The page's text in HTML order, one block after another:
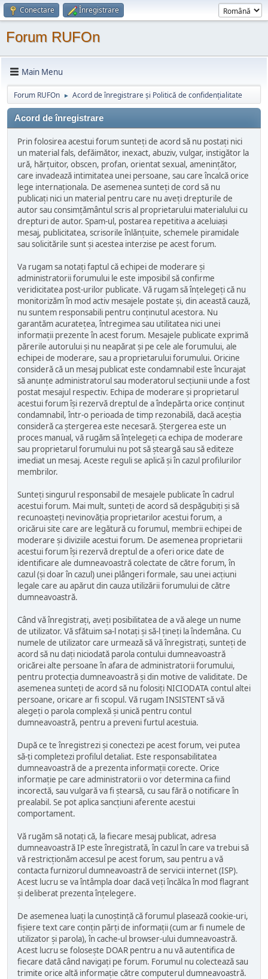
Conectare Înregistrare
Forum RUFOn
Main Menu
Forum RUFOn ► Acord de înregistrare și Politică de confidențialitate
Acord de înregistrare
Prin folosirea acestui forum sunteți de acord să nu postați nici
un material fals, defăimător, inexact, abuziv, vulgar, instigător la
ură, hărțuitor, obscen, profan, orientat sexual, amenințător,
care invadează intimitatea unei persoane, sau care încalcă orice
lege internaționala. De asemenea sunteți de cord să nu
publicați nici un material pentru care nu aveți drepturile de
autor sau consimțământul scris al proprietarului materialului cu
drepturi de autor. Spam-ul, postarea repetitiva a aceluiași
mesaj, publicitatea, scrisorile înlănțuite, schemele piramidale
sau solicitările sunt și acestea interzise pe acest forum.
Va rugam sa notați faptul că echipei de moderare și
administratorii forumului le este imposibil să confirme
veridicitatea post-urilor publicate. Vă rugam să înțelegeți că nu
monitorizăm în mod activ mesajele postate și, din această cauză,
nu suntem responsabili pentru conținutul acestora. Nu
garantăm acuratețea, întregimea sau utilitatea nici unei
informații prezente în acest forum. Mesajele publicate exprimă
părerile autorului și nu neapărat și pe cele ale forumului, ale
echipei de moderare, sau a proprietarului forumului. Oricine
consideră că un mesaj publicat este condamnabil este încurajat
să anunțe administratorul sau moderatorul secțiunii unde a fost
postat mesajul respectiv. Echipa de moderare și proprietarul
acestui forum își rezervă dreptul de a îndepărta orice conținut
condamnabil, într-o perioada de timp rezonabilă, dacă aceștia
consideră ca ștergerea este necesară. Ștergerea este un
proces manual, vă rugăm să înțelegeți ca echipa de moderare
sau proprietarul forumului nu pot să șteargă sau să editeze
imediat un mesaj. Aceste reguli se aplică și în cazul profilurilor
membrilor.
Sunteți singurul responsabil de mesajele publicate în cadrul
acestui forum. Mai mult, sunteți de acord să despăgubiți și să
recunoașteți nevinovăția proprietarilor acestui forum, a
oricărui site care are legătură cu forumul, membrii echipei de
moderare și diviziile acestui forum. De asemenea proprietarii
acestui forum își rezervă dreptul de a oferi orice date de
identificare ale dumneavoastră colectate de către forum, în
cazul (și doar în cazul) unei plângeri formale, sau unei acțiuni
legale care au apărut din cauza utilizării forumului de către
dumneavoastră.
Când vă înregistrați, aveți posibilitatea de a vă alege un nume
de utilizator. Vă sfătuim sa-l notați și să-l țineți la îndemâna. Cu
numele de utilizator care urmează să vă înregistrați, sunteți de
acord să nu dați niciodată parola contului dumneavoastră
oricărei alte persoane în afara de administratorii forumului,
pentru protecția dumneavoastră și din motive de validitate. De
asemenea sunteți de acord să nu folosiți NICIODATA contul altei
persoane, oricare ar fi scopul. Vă rugam INSISTENT să vă
alegeți o parola complexă și unică pentru contul
dumneavoastră, pentru a preveni furtul acestuia.
După ce te înregistrezi și conectezi pe acest forum, vei putea
să-ți completezi profilul detaliat. Este responsabilitatea
dumneavoastră de a prezenta informații corecte. Orice
informație pe care administratorii o vor determina ca fiind
incorectă, sau vulgară va fi ștearsă, cu sau fără o notificare în
prealabil. Se pot aplica sancțiuni aferente acestui
comportament.
Vă rugăm să notați că, la fiecare mesaj publicat, adresa
dumneavoastră IP este înregistrată, în cazul în care va trebui să
vă restricționăm accesul pe acest forum, sau pentru a vă
contacta furnizorul dumneavoastră de servicii internet (ISP).
Acest lucru se va întâmpla doar dacă veți încălca în mod flagrant
și deliberat prezenta înțelegere.
De asemenea luați la cunoștință că forumul plasează cookie-uri,
fișiere text care conțin părți de informații (cum ar fi numele de
utilizator și parola), în cache-ul browser-ului dumneavoastră.
Acest lucru se folosește DOAR pentru a nu vă autentifica de
fiecare dată când navigați pe forum. Forumul nu colectează sau
trimite orice altă informație către computerul dumneavoastră.